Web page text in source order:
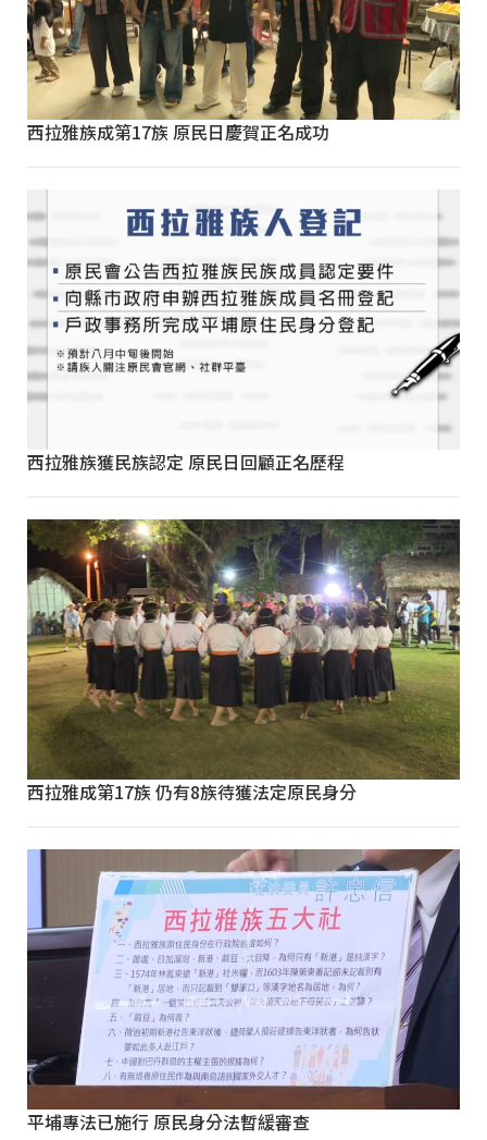
西拉雅族成第17族 原民日慶賀正名成功
西拉雅族獲民族認定 原民日回顧正名歷程
西拉雅成第17族 仍有8族待獲法定原民身分
平埔專法已施行 原民身分法暫緩審查